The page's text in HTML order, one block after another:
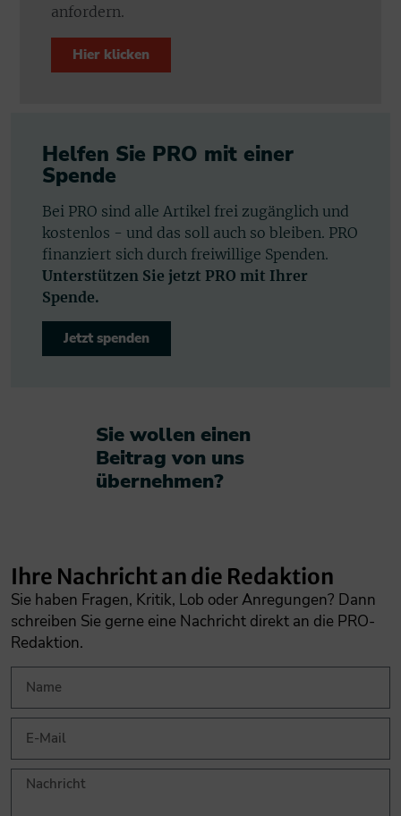
anfordern.
Hier klicken
Helfen Sie PRO mit einer
Spende
Bei PRO sind alle Artikel frei zugänglich und
kostenlos - und das soll auch so bleiben. PRO
finanziert sich durch freiwillige Spenden.
Unterstützen Sie jetzt PRO mit Ihrer
Spende.
Jetzt spenden
Sie wollen einen
Beitrag von uns
übernehmen?​
Ihre Nachricht an die Redaktion
Sie haben Fragen, Kritik, Lob oder Anregungen? Dann
schreiben Sie gerne eine Nachricht direkt an die PRO-
Redaktion.